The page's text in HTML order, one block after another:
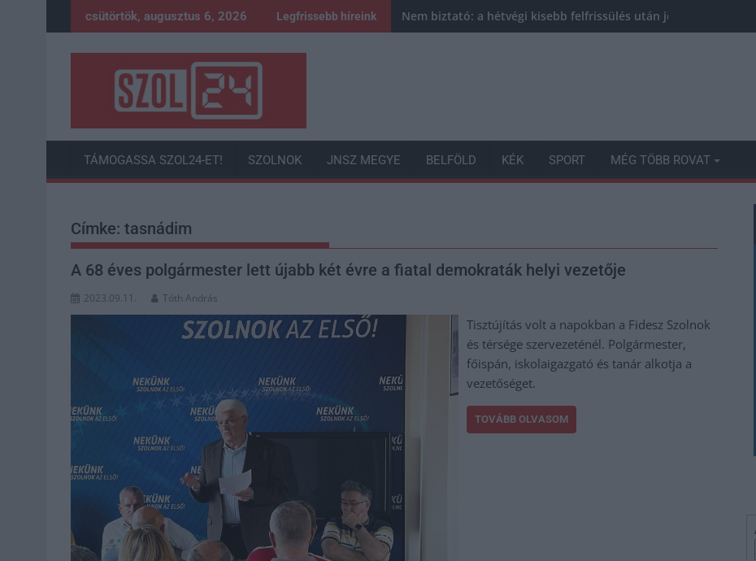
to
csütörtök, augusztus 6, 2026 Legfrissebb híreink Nem biztató: a hétvégi kisebb felfrissülés után jövő héten
TÁMOGASSA SZOL24-ET! SZOLNOK JNSZ MEGYE BELFÖLD KÉK SPORT MÉG TÖBB ROVAT
Címke: tasnádim
A 68 éves polgármester lett újabb két évre a fiatal demokraták helyi vezetője
2023.09.11. Tóth András
Tisztújítás volt a napokban a Fidesz Szolnok
és térsége szervezeténél. Polgármester,
főispán, iskolaigazgató és tanár alkotja a
vezetőséget.
TOVÁBB OLVASOM